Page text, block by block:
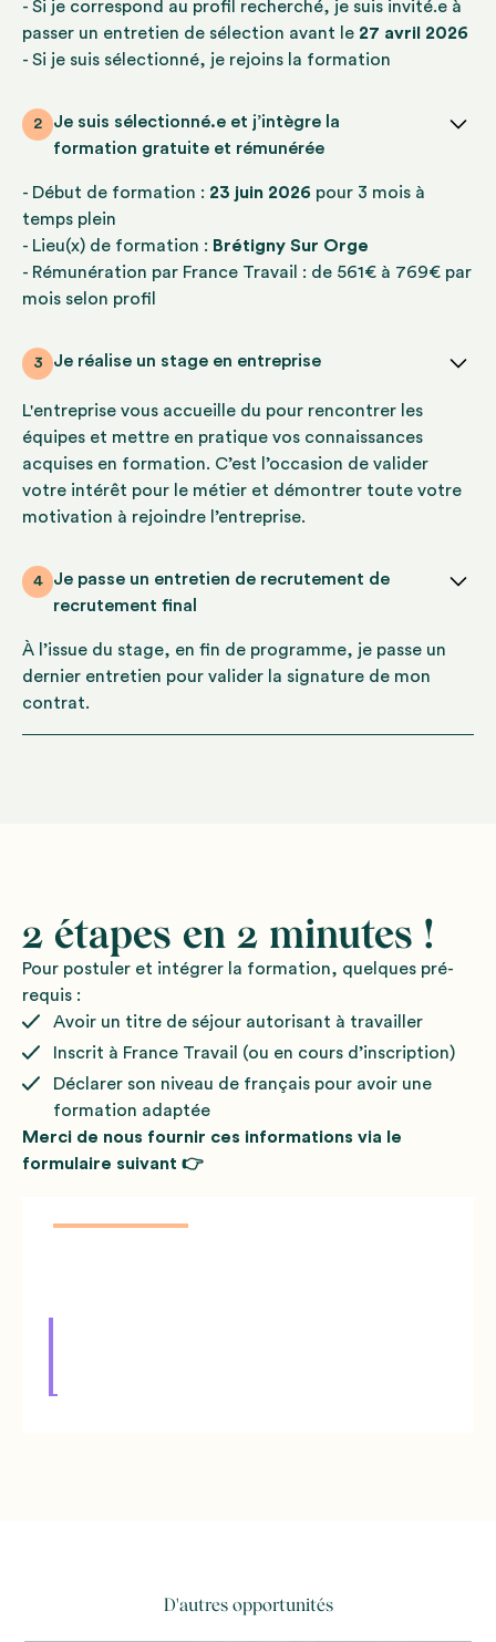
- Si je correspond au profil recherché, je suis invité.e à
passer un entretien de sélection avant le 27 avril 2026
- Si je suis sélectionné, je rejoins la formation
2
Je suis sélectionné.e et j’intègre la
formation gratuite et rémunérée
- Début de formation : 23 juin 2026 pour 3 mois à
temps plein
- Lieu(x) de formation : Brétigny Sur Orge
- Rémunération par France Travail : de 561€ à 769€ par
mois selon profil
3 Je réalise un stage en entreprise
L'entreprise vous accueille du pour rencontrer les
équipes et mettre en pratique vos connaissances
acquises en formation. C’est l’occasion de valider
votre intérêt pour le métier et démontrer toute votre
motivation à rejoindre l’entreprise.
4
Je passe un entretien de recrutement de
recrutement final
À l’issue du stage, en fin de programme, je passe un
dernier entretien pour valider la signature de mon
contrat.
2 étapes en 2 minutes !
Pour postuler et intégrer la formation, quelques pré-
requis :
Avoir un titre de séjour autorisant à travailler
Inscrit à France Travail (ou en cours d’inscription)
Déclarer son niveau de français pour avoir une
formation adaptée
Merci de nous fournir ces informations via le
formulaire suivant 👉
D'autres opportunités